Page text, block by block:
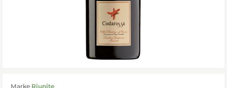
Marke Riunite